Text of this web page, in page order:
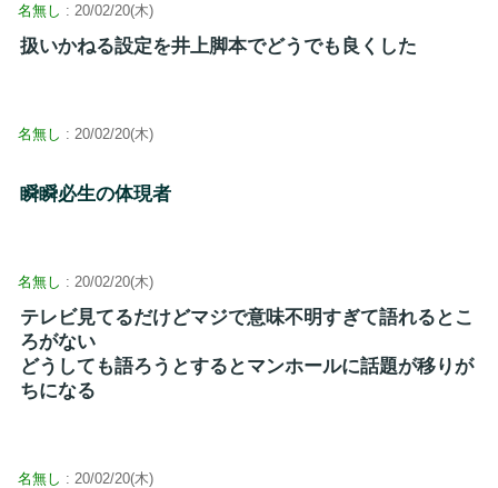
名無し : 20/02/20(木)
扱いかねる設定を井上脚本でどうでも良くした
名無し : 20/02/20(木)
瞬瞬必生の体現者
名無し : 20/02/20(木)
テレビ見てるだけどマジで意味不明すぎて語れるとこ
ろがない
どうしても語ろうとするとマンホールに話題が移りが
ちになる
名無し : 20/02/20(木)